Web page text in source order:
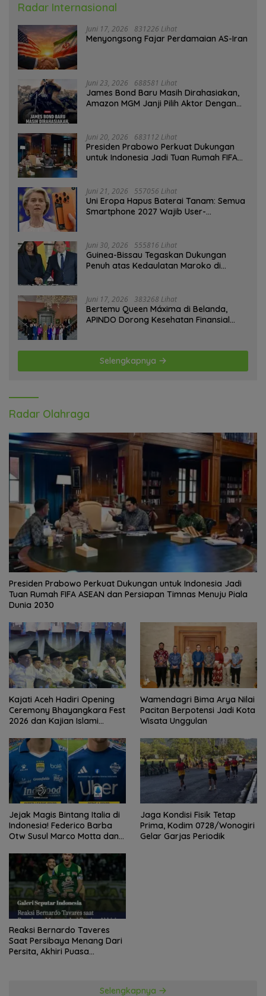
Radar Internasional
Juni 17, 2026 831226 Lihat
Menyongsong Fajar Perdamaian AS-Iran
Juni 23, 2026 688581 Lihat
James Bond Baru Masih Dirahasiakan,
Amazon MGM Janji Pilih Aktor Dengan
Juni 20, 2026 683112 Lihat
Presiden Prabowo Perkuat Dukungan
untuk Indonesia Jadi Tuan Rumah FIFA
Juni 21, 2026 557056 Lihat
Uni Eropa Hapus Baterai Tanam: Semua
Smartphone 2027 Wajib User-
Juni 30, 2026 555816 Lihat
Guinea-Bissau Tegaskan Dukungan
Penuh atas Kedaulatan Maroko di
Juni 17, 2026 383268 Lihat
Bertemu Queen Máxima di Belanda,
APINDO Dorong Kesehatan Finansial
Selengkapnya
Radar Olahraga
Presiden Prabowo Perkuat Dukungan untuk Indonesia Jadi
Tuan Rumah FIFA ASEAN dan Persiapan Timnas Menuju Piala
Dunia 2030
Kajati Aceh Hadiri Opening
Ceremony Bhayangkara Fest
2026 dan Kajian Islami
Adi Hidayat
Wamendagri Bima Arya Nilai
Pacitan Berpotensi Jadi Kota
Wisata Unggulan
Jejak Magis Bintang Italia di
Indonesia! Federico Barba
Otw Susul Marco Motta dan
Trofi?
Jaga Kondisi Fisik Tetap
Prima, Kodim 0728/Wonogiri
Gelar Garjas Periodik
Reaksi Bernardo Taveres
Saat Persibaya Menang Dari
Persita, Akhiri Puasa
Selengkapnya